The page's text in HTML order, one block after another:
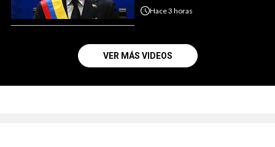
Hace3 horas
VER MÁS VIDEOS